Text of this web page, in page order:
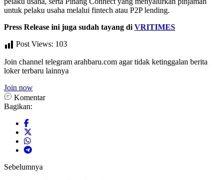
untuk pelaku usaha melalui fintech atau P2P lending.
Press Release ini juga sudah tayang di VRITIMES
Post Views: 103
Join channel telegram arahbaru.com agar tidak ketinggalan berita
loker terbaru lainnya
Join now
Komentar
Bagikan:
Sebelumnya